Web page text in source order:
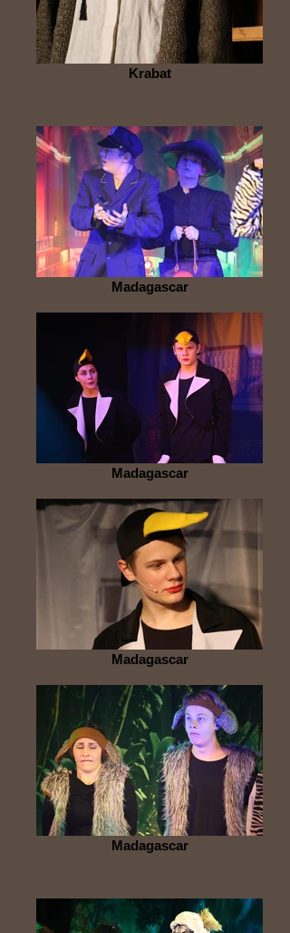
Krabat
Madagascar
Madagascar
Madagascar
Madagascar